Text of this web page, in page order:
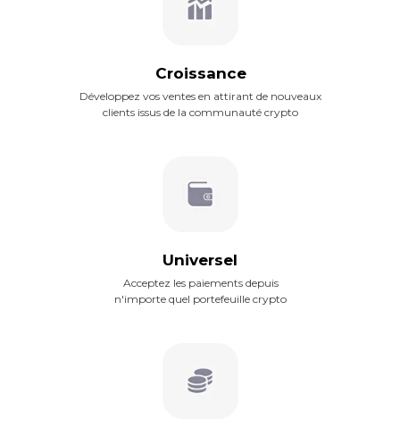
Acceptez les paiements depuis
n'importe quel portefeuille crypto
Universel
Croissance
Développez vos ventes en attirant de nouveaux
clients issus de la communauté crypto